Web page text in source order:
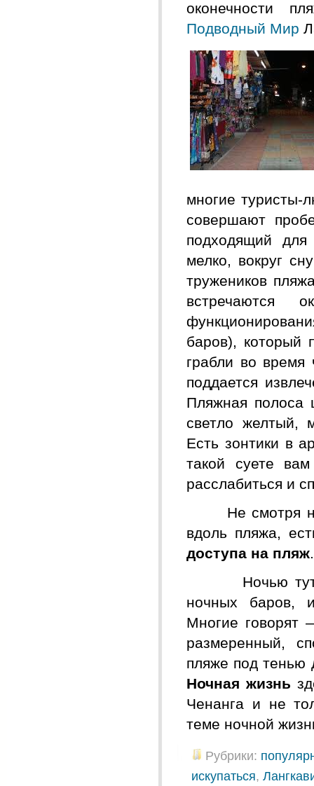
оконечности
Подводный Мир
многие туристы-
совершают
подходящий для
мелко, вокруг
тружеников
встречаются
баров), который
грабли во время
поддается
Пляжная полоса
светло желтый,
Есть зонтики в
такой суете
расслабиться и
Не смотря на
вдоль пляжа,
доступа на пляж.
Ночью тут
ночных баров,
Многие
размеренный,
пляже под тенью
Ночная жизнь
Ченанга и не
теме ночной
Рубрики:
искупаться,